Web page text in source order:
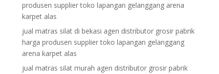
produsen supplier toko lapangan gelanggang arena
karpet alas
jual matras silat di bekasi agen distributor grosir pabrik
harga produsen supplier toko lapangan gelanggang
arena karpet alas
jual matras silat murah agen distributor grosir pabrik